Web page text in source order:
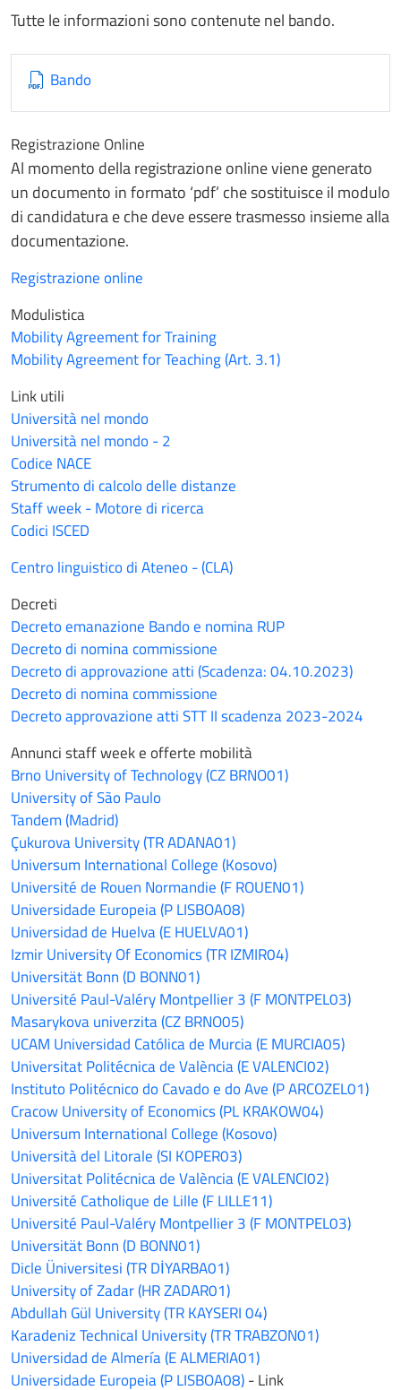
Tutte le informazioni sono contenute nel bando.
Bando
Registrazione Online
Al momento della registrazione online viene generato
un documento in formato ‘pdf’ che sostituisce il modulo
di candidatura e che deve essere trasmesso insieme alla
documentazione.
Registrazione online
Modulistica
Mobility Agreement for Training
Mobility Agreement for Teaching (Art. 3.1)
Link utili
Università nel mondo
Università nel mondo - 2
Codice NACE
Strumento di calcolo delle distanze
Staff week - Motore di ricerca
Codici ISCED
Centro linguistico di Ateneo - (CLA)
Decreti
Decreto emanazione Bando e nomina RUP
Decreto di nomina commissione
Decreto di approvazione atti (Scadenza: 04.10.2023)
Decreto di nomina commissione
Decreto approvazione atti STT II scadenza 2023-2024
Annunci staff week e offerte mobilità
Brno University of Technology (CZ BRNO01)
University of São Paulo
Tandem (Madrid)
Çukurova University (TR ADANA01)
Universum International College (Kosovo)
Université de Rouen Normandie (F ROUEN01)
Universidade Europeia (P LISBOA08)
Universidad de Huelva (E HUELVA01)
Izmir University Of Economics (TR IZMIR04)
Universität Bonn (D BONN01)
Université Paul-Valéry Montpellier 3 (F MONTPEL03)
Masarykova univerzita (CZ BRNO05)
UCAM Universidad Católica de Murcia (E MURCIA05)
Universitat Politécnica de València (E VALENCI02)
Instituto Politécnico do Cavado e do Ave (P ARCOZEL01)
Cracow University of Economics (PL KRAKOW04)
Universum International College (Kosovo)
Università del Litorale (SI KOPER03)
Universitat Politécnica de València (E VALENCI02)
Université Catholique de Lille (F LILLE11)
Université Paul-Valéry Montpellier 3 (F MONTPEL03)
Universität Bonn (D BONN01)
Dicle Üniversitesi (TR DİYARBA01)
University of Zadar (HR ZADAR01)
Abdullah Gül University (TR KAYSERI 04)
Karadeniz Technical University (TR TRABZON01)
Universidad de Almería (E ALMERIA01)
Universidade Europeia (P LISBOA08)- Link